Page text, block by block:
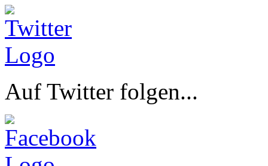
Auf Twitter folgen...